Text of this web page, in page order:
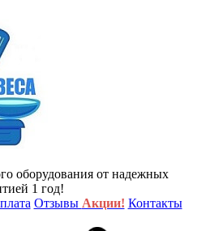
оборудования от надежных
1 год!
Отзывы Акции! Контакты